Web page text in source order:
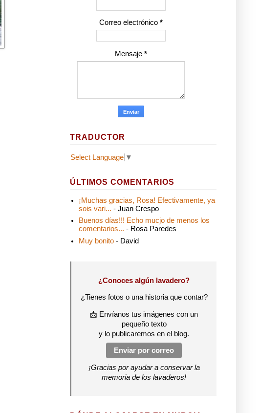
Correo electrónico *
Mensaje *
TRADUCTOR
Select Language ▼
ÚLTIMOS COMENTARIOS
¡Muchas gracias, Rosa! Efectivamente, ya
sois vari... - Juan Crespo
Buenos días!!! Echo mucjo de menos los
comentarios... - Rosa Paredes
Muy bonito - David
¿Conoces algún lavadero?
¿Tienes fotos o una historia que contar?
📩 Envíanos tus imágenes con un
pequeño texto
y lo publicaremos en el blog.
Enviar por correo
¡Gracias por ayudar a conservar la
memoria de los lavaderos!